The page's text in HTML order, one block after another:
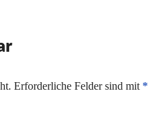
Erforderliche Felder sind mit *